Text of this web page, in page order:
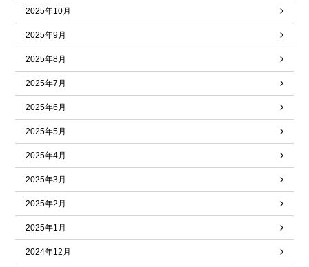
2025年10月
2025年9月
2025年8月
2025年7月
2025年6月
2025年5月
2025年4月
2025年3月
2025年2月
2025年1月
2024年12月